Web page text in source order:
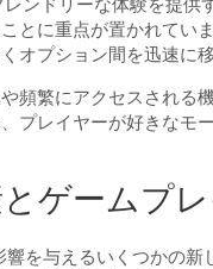
ンドリーな体験を提
とに重点が置かれてい
オプション間を迅速に移
頻繁にアクセスされる
プレイヤーが好きなモ
ゲームプ
を与えるいくつかの